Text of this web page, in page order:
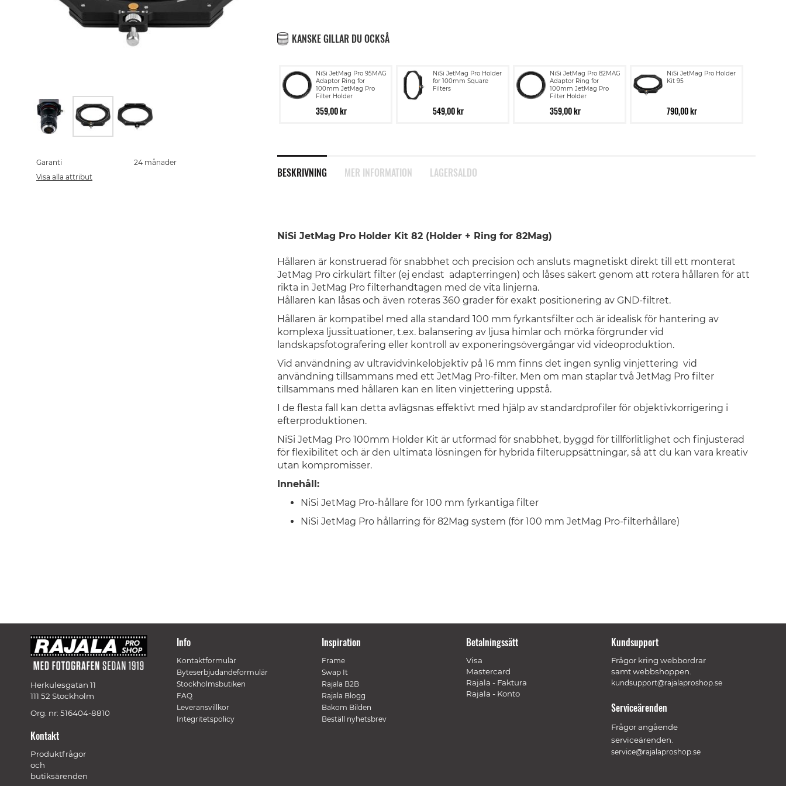
KANSKE GILLAR DU OCKSÅ
NiSi JetMag Pro 95MAG
Adaptor Ring for
100mm JetMag Pro
Filter Holder
359,00 kr
NiSi JetMag Pro Holder
for 100mm Square
Filters
549,00 kr
NiSi JetMag Pro 82MAG
Adaptor Ring for
100mm JetMag Pro
Filter Holder
359,00 kr
NiSi JetMag Pro Holder
Kit 95
790,00 kr
BESKRIVNING
NiSi JetMag Pro Holder Kit 82 (Holder + Ring for 82Mag)
Hållaren är konstruerad för snabbhet och precision och ansluts magnetiskt direkt till ett monterat
JetMag Pro cirkulärt filter (ej endast adapterringen) och låses säkert genom att rotera hållaren för att
rikta in JetMag Pro filterhandtagen med de vita linjerna.
Hållaren kan låsas och även roteras 360 grader för exakt positionering av GND-filtret.
Hållaren är kompatibel med alla standard 100 mm fyrkantsfilter och är idealisk för hantering av
komplexa ljussituationer, t.ex. balansering av ljusa himlar och mörka förgrunder vid
landskapsfotografering eller kontroll av exponeringsövergångar vid videoproduktion.
Vid användning av ultravidvinkelobjektiv på 16 mm finns det ingen synlig vinjettering vid
användning tillsammans med ett JetMag Pro-filter. Men om man staplar två JetMag Pro filter
tillsammans med hållaren kan en liten vinjettering uppstå.
I de flesta fall kan detta avlägsnas effektivt med hjälp av standardprofiler för objektivkorrigering i
efterproduktionen.
NiSi JetMag Pro 100mm Holder Kit är utformad för snabbhet, byggd för tillförlitlighet och finjusterad
för flexibilitet och är den ultimata lösningen för hybrida filteruppsättningar, så att du kan vara kreativ
utan kompromisser.
Innehåll:
NiSi JetMag Pro-hållare för 100 mm fyrkantiga filter
NiSi JetMag Pro hållarring för 82Mag system (för 100 mm JetMag Pro-filterhållare)
MER INFORMATION LAGERSALDO
the
beginning
of
Garanti
24 månader
Visa alla attribut
Herkulesgatan 11
111 52 Stockholm
Org. nr: 516404-8810
Kontakt
Produktfrågor
och
butiksärenden
Info
Kontaktformulär
Byteserbjudandeformulär
Stockholmsbutiken
FAQ
Leveransvillkor
Integritetspolicy
Inspiration
Frame
Swap It
Rajala B2B
Rajala Blogg
Bakom Bilden
Beställ nyhetsbrev
Betalningssätt
Visa
Mastercard
Rajala - Faktura
Rajala - Konto
Kundsupport
Frågor kring webbordrar
samt webbshoppen.
kundsupport@rajalaproshop.se
Serviceärenden
Frågor angående
serviceärenden.
service@rajalaproshop.se